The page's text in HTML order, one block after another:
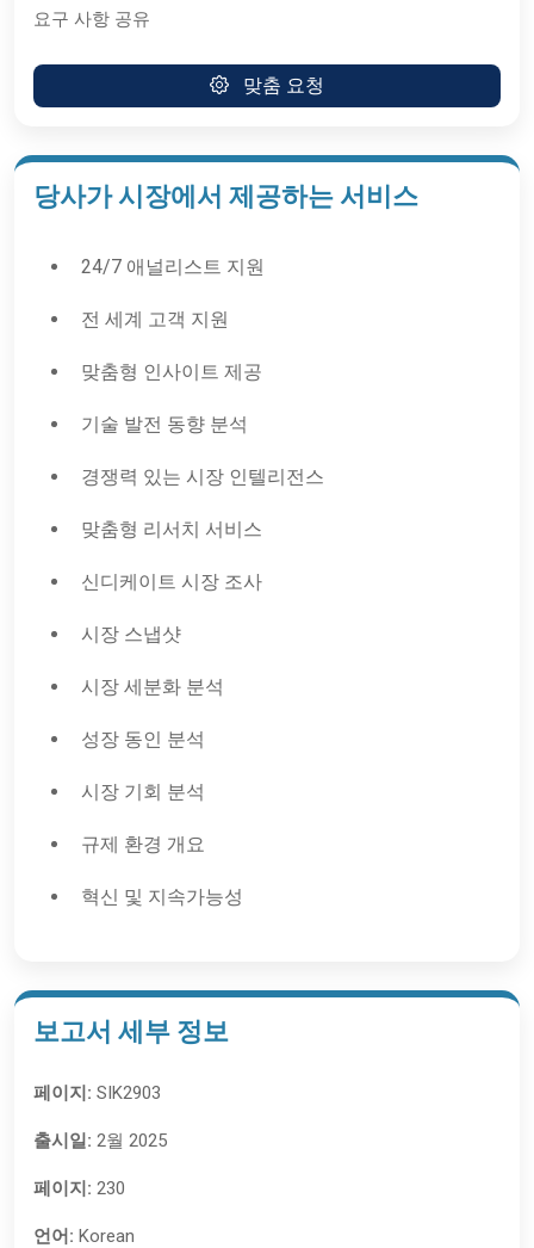
요구 사항 공유
맞춤 요청
당사가 시장에서 제공하는 서비스
24/7 애널리스트 지원
전 세계 고객 지원
맞춤형 인사이트 제공
기술 발전 동향 분석
경쟁력 있는 시장 인텔리전스
맞춤형 리서치 서비스
신디케이트 시장 조사
시장 스냅샷
시장 세분화 분석
성장 동인 분석
시장 기회 분석
규제 환경 개요
혁신 및 지속가능성
보고서 세부 정보
페이지: SIK2903
출시일: 2월 2025
페이지: 230
언어: Korean